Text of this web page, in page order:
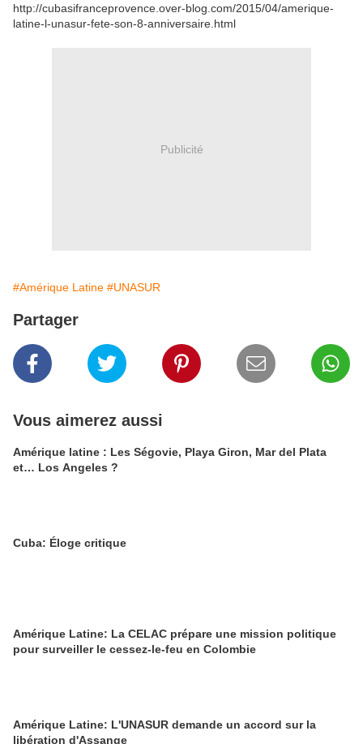
http://cubasifranceprovence.over-blog.com/2015/04/amerique-
latine-l-unasur-fete-son-8-anniversaire.html
Publicité
#Amérique Latine #UNASUR
Partager
Vous aimerez aussi
Amérique latine : Les Ségovie, Playa Giron, Mar del Plata
et… Los Angeles ?
Cuba: Éloge critique
Amérique Latine: La CELAC prépare une mission politique
pour surveiller le cessez-le-feu en Colombie
Amérique Latine: L'UNASUR demande un accord sur la
libération d'Assange